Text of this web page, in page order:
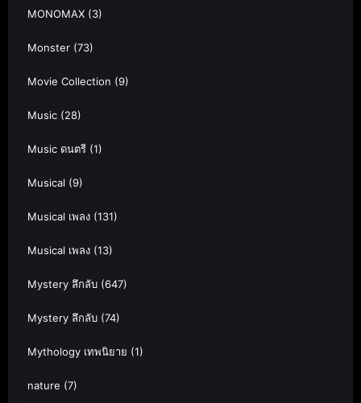
MONOMAX (3)
Monster (73)
Movie Collection (9)
Music (28)
Music ดนตรี (1)
Musical (9)
Musical เพลง (131)
Musical เพลง (13)
Mystery ลึกลับ (647)
Mystery ลึกลับ (74)
Mythology เทพนิยาย (1)
nature (7)